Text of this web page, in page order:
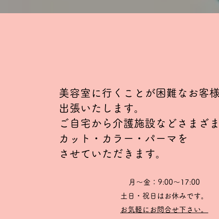
美容室に行くことが困難なお客
出張いたします。
ご自宅から介護施設などさまざ
カット・カラー・パーマを
させていただきます。
月〜金：9:00〜17:00
土日・祝日はお休みです。
お気軽にお問合せ下さい。